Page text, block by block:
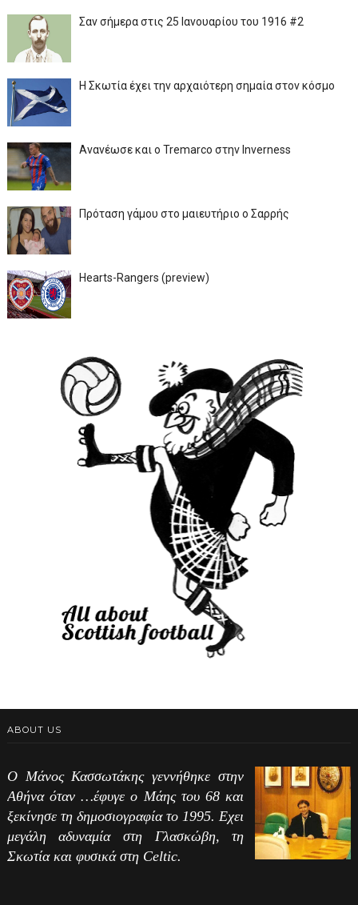
Σαν σήμερα στις 25 Ιανουαρίου του 1916 #2
Η Σκωτία έχει την αρχαιότερη σημαία στον κόσμο
Ανανέωσε και ο Tremarco στην Inverness
Πρόταση γάμου στο μαιευτήριο ο Σαρρής
Hearts-Rangers (preview)
ABOUT US
Ο Μάνος Κασσωτάκης γεννήθηκε στην
Αθήνα όταν …έφυγε ο Μάης του 68 και
ξεκίνησε τη δημοσιογραφία το 1995. Εχει
μεγάλη αδυναμία στη Γλασκώβη, τη
Σκωτία και φυσικά στη Celtic.